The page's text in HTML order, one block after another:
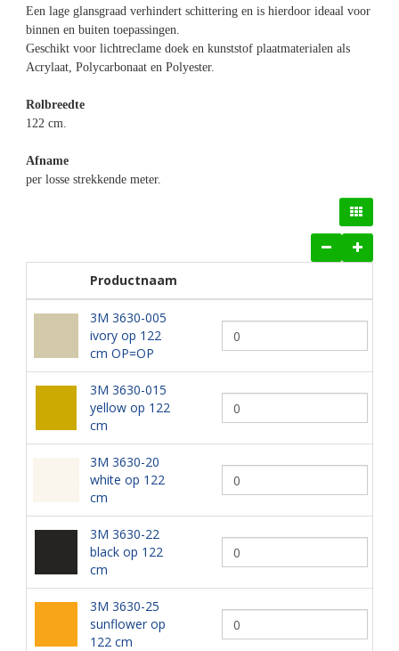
Een lage glansgraad verhindert schittering en is hierdoor ideaal voor
binnen en buiten toepassingen.
Geschikt voor lichtreclame doek en kunststof plaatmaterialen als
Acrylaat, Polycarbonaat en Polyester.
Rolbreedte
122 cm.
Afname
per losse strekkende meter.
Productnaam
3M 3630-005
ivory op 122
cm OP=OP
3M 3630-015
yellow op 122
cm
3M 3630-20
white op 122
cm
3M 3630-22
black op 122
cm
3M 3630-25
sunflower op
122 cm